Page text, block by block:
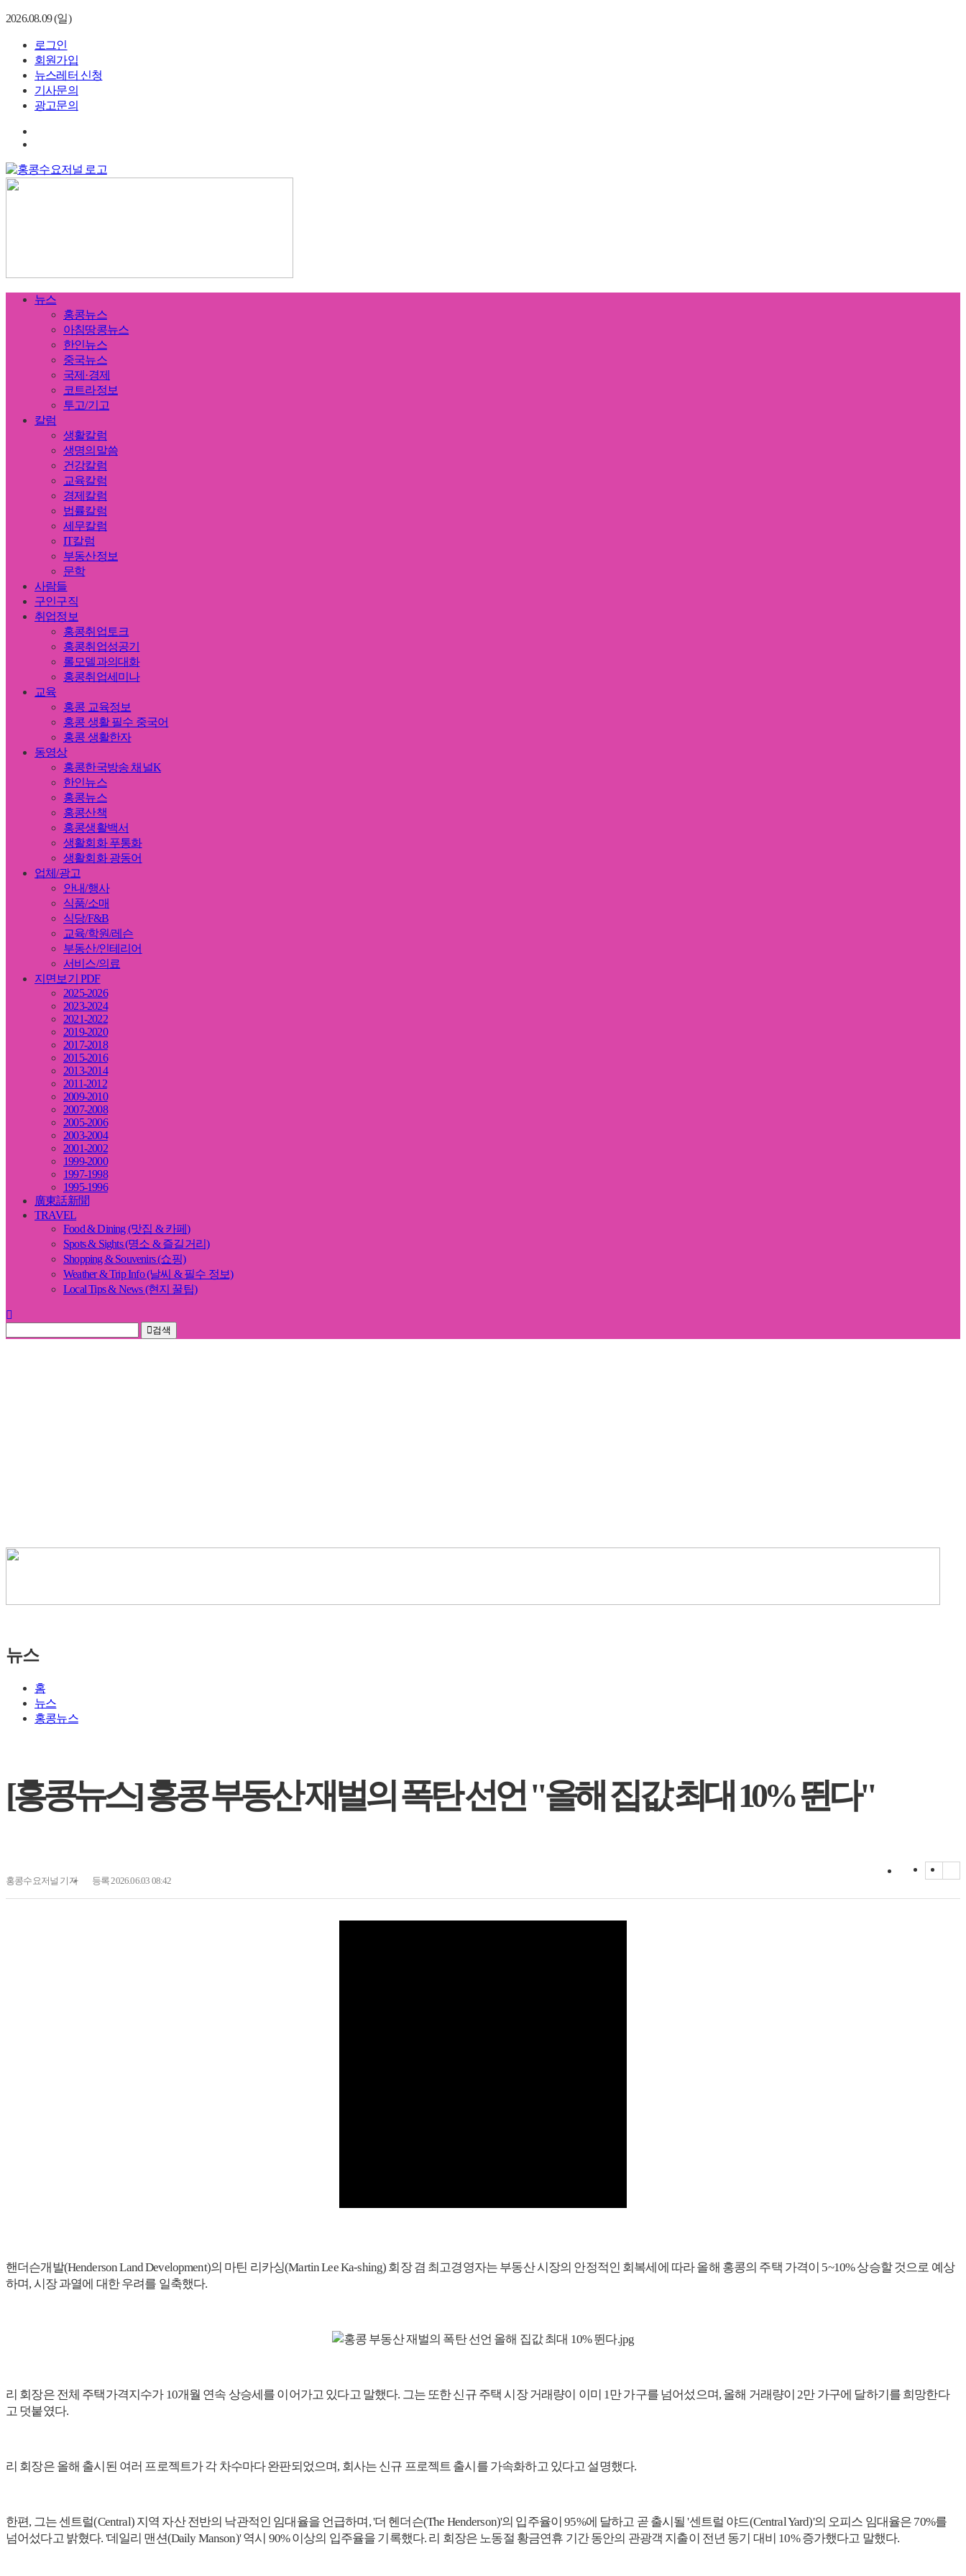
2026.08.09 (일)
로그인
회원가입
뉴스레터 신청
기사문의
광고문의
뉴스
홍콩뉴스
아침땅콩뉴스
한인뉴스
중국뉴스
국제·경제
코트라정보
투고/기고
칼럼
생활칼럼
생명의말씀
건강칼럼
교육칼럼
경제칼럼
법률칼럼
세무칼럼
IT칼럼
부동산정보
문학
사람들
구인구직
취업정보
홍콩취업토크
홍콩취업성공기
롤모델과의대화
홍콩취업세미나
교육
홍콩 교육정보
홍콩 생활 필수 중국어
홍콩 생활한자
동영상
홍콩한국방송 채널K
한인뉴스
홍콩뉴스
홍콩산책
홍콩생활백서
생활회화 푸통화
생활회화 광동어
업체/광고
안내/행사
식품/소매
식당/F&B
교육/학원/레슨
부동산/인테리어
서비스/의료
지면보기 PDF
2025-2026
2023-2024
2021-2022
2019-2020
2017-2018
2015-2016
2013-2014
2011-2012
2009-2010
2007-2008
2005-2006
2003-2004
2001-2002
1999-2000
1997-1998
1995-1996
廣東話新聞
TRAVEL
Food & Dining (맛집 & 카페)
Spots & Sights (명소 & 즐길거리)
Shopping & Souvenirs (쇼핑)
Weather & Trip Info (날씨 & 필수 정보)
Local Tips & News (현지 꿀팁)
검색
뉴스
홈
뉴스
홍콩뉴스
[홍콩뉴스] 홍콩 부동산 재벌의 폭탄 선언 "올해 집값 최대 10% 뛴다"
홍콩수요저널 기자 등록 2026.06.03 08:42
핸더슨개발(Henderson Land Development)의 마틴 리카싱(Martin Lee Ka-shing) 회장 겸 최고경영자는 부동산 시장의 안정적인 회복세에 따라 올해 홍콩의 주택 가격이 5~10% 상승할 것으로 예상
하며, 시장 과열에 대한 우려를 일축했다.
리 회장은 전체 주택가격지수가 10개월 연속 상승세를 이어가고 있다고 말했다. 그는 또한 신규 주택 시장 거래량이 이미 1만 가구를 넘어섰으며, 올해 거래량이 2만 가구에 달하기를 희망한다
고 덧붙였다.
리 회장은 올해 출시된 여러 프로젝트가 각 차수마다 완판되었으며, 회사는 신규 프로젝트 출시를 가속화하고 있다고 설명했다.
한편, 그는 센트럴(Central) 지역 자산 전반의 낙관적인 임대율을 언급하며, '더 헨더슨(The Henderson)'의 입주율이 95%에 달하고 곧 출시될 '센트럴 야드(Central Yard)'의 오피스 임대율은 70%를
넘어섰다고 밝혔다. '데일리 맨션(Daily Manson)' 역시 90% 이상의 입주율을 기록했다. 리 회장은 노동절 황금연휴 기간 동안의 관광객 지출이 전년 동기 대비 10% 증가했다고 말했다.